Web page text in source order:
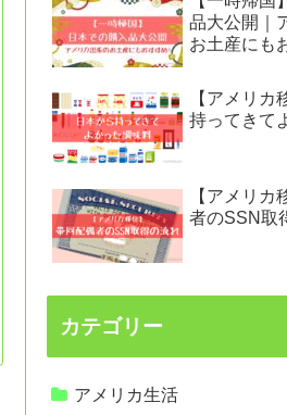
品大公開｜
お土産にも
【アメリカ
持ってきて
【アメリカ
者のSSN取
カテゴリー
アメリカ生活